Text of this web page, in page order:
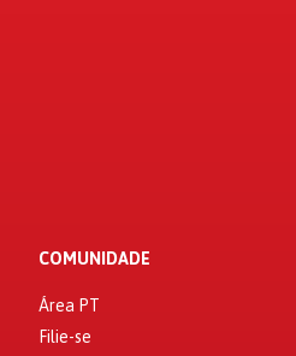
COMUNIDADE
Área PT
Filie-se